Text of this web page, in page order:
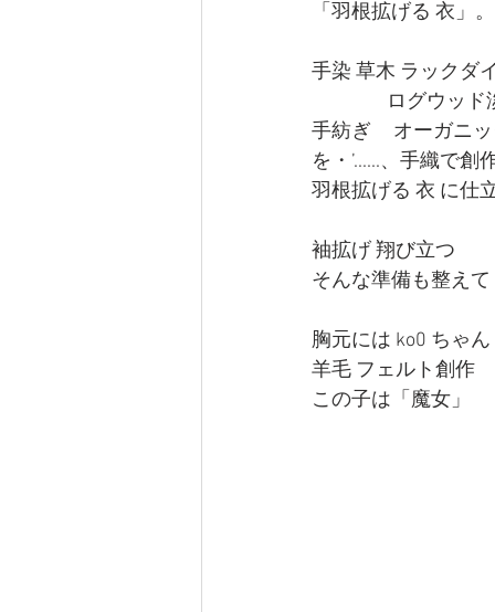
「羽根拡げる 衣」
手染 草木 ラックダ
ログウ
手紡ぎ     オーガニ
を・’......、手織で創
羽根拡げる 衣 に仕
袖拡げ 翔び立つ
そんな準備も整えて
胸元には ko0 ちゃん
羊毛 フェルト創作
この子は「魔女」